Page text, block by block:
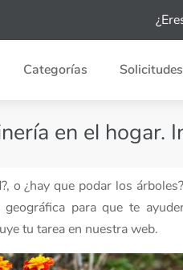
Categorías
en el hogar.
o ¿hay que podar los
para que te
tu tarea en nuestra web.